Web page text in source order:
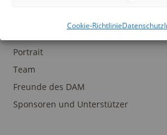
Cookie-RichtlinieDatenschutz
Portrait
Team
Freunde des DAM
Sponsoren und Unterstützer